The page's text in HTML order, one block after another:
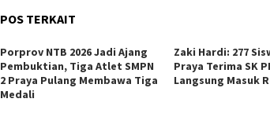
POS TERKAIT
Porprov NTB 2026 Jadi Ajang
Pembuktian, Tiga Atlet SMPN
2 Praya Pulang Membawa Tiga
Medali
Zaki Hardi: 277
Praya Terima SK
Langsung Masuk